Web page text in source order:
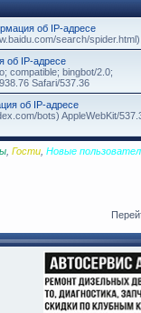
об IP-адресе
search/spider.html)
об IP-адресе
compatible; bingbot/2.0;
Safari/537.36
об IP-адресе
bots) AppleWebKit/
Гости Новые